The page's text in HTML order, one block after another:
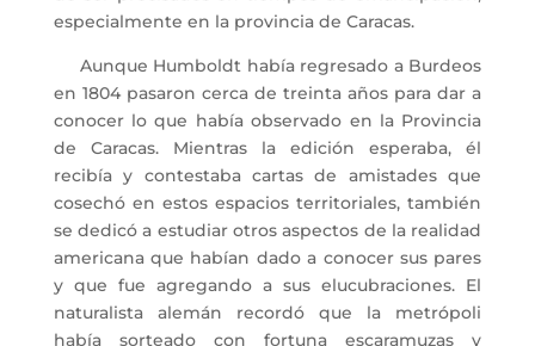
especialmente en la provincia de Caracas.
Aunque Humboldt había regresado a Burdeos
en 1804 pasaron cerca de treinta años para dar a
conocer lo que había observado en la Provincia
de Caracas. Mientras la edición esperaba, él
recibía y contestaba cartas de amistades que
cosechó en estos espacios territoriales, también
se dedicó a estudiar otros aspectos de la realidad
americana que habían dado a conocer sus pares
y que fue agregando a sus elucubraciones. El
naturalista alemán recordó que la metrópoli
había sorteado con fortuna escaramuzas y